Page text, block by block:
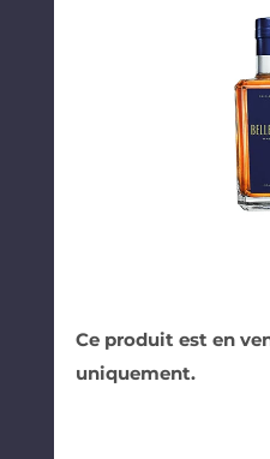
Ce produit est en
uniquement.